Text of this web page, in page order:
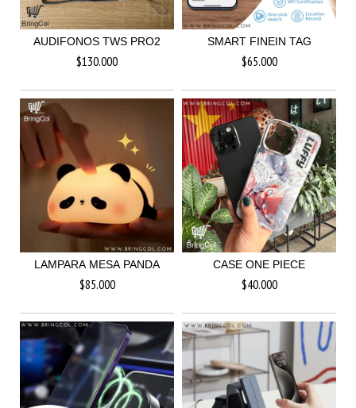
AUDIFONOS TWS PRO2
$130.000
SMART FINEIN TAG
$65.000
LAMPARA MESA PANDA
$85.000
CASE ONE PIECE
$40.000